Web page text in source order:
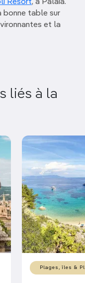
Resort, à Palaia.
bonne table sur
et la
liés à la
Plages, îles &